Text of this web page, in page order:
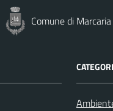
Comune di Marcaria